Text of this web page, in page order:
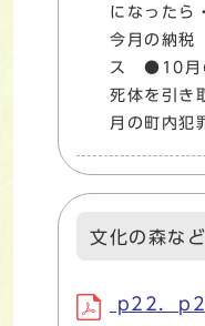
になった
今月の納
ス ●10月
死体を引
月の町内犯
文化の森など
p22．